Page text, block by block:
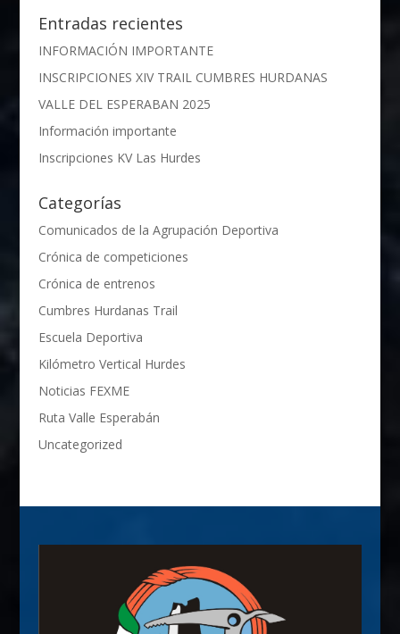
Entradas recientes
INFORMACIÓN IMPORTANTE
INSCRIPCIONES XIV TRAIL CUMBRES HURDANAS
VALLE DEL ESPERABAN 2025
Información importante
Inscripciones KV Las Hurdes
Categorías
Comunicados de la Agrupación Deportiva
Crónica de competiciones
Crónica de entrenos
Cumbres Hurdanas Trail
Escuela Deportiva
Kilómetro Vertical Hurdes
Noticias FEXME
Ruta Valle Esperabán
Uncategorized